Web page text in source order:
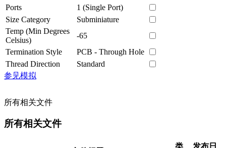
Ports
1 (Single Port)
Size Category
Subminiature
Temp (Min Degrees
Celsius)
-65
Termination Style
PCB - Through Hole
Thread Direction
Standard
参见模拟
所有相关文件
所有相关文件